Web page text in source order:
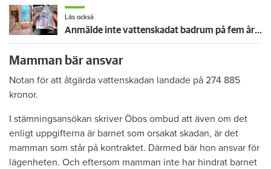
Läs också
Anmälde inte vattenskadat badrum på fem år – krävs på 125 000 kronor
Mamman bär ansvar
Notan för att åtgärda vattenskadan landade på 274 885
kronor.
I stämningsansökan skriver Öbos ombud att även om det
enligt uppgifterna är barnet som orsakat skadan, är det
mamman som står på kontraktet. Därmed bär hon ansvar för
lägenheten. Och eftersom mamman inte har hindrat barnet